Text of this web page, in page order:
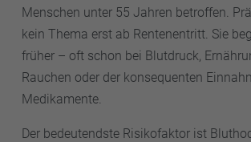
Menschen unter 55 Jahren betroffen.
kein Thema erst ab Rentenentritt. Sie
früher – oft schon bei Blutdruck,
Rauchen oder der konsequenten
Medikamente.
Der bedeutendste Risikofaktor ist